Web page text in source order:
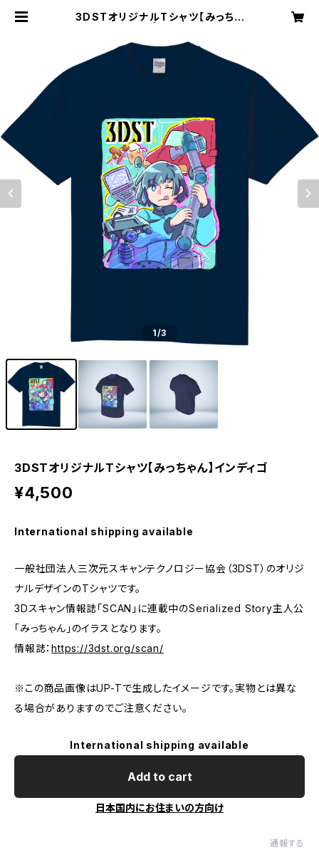
3DSTオリジナルTシャツ【みっちゃ
1/3
3DSTオリジナルTシャツ【みっちゃん】インディゴ
¥4,500
International shipping available
一般社団法人三次元スキャンテクノロジー協会（3DST）のオリジ
ナルデザインのTシャツです。
3Dスキャン情報誌「SCAN」に連載中のSerialized Story主人公
「みっちゃん」のイラスとなります。
情報誌：https://3dst.org/scan/
※この商品画像はUP-Tで生成したイメージです。実物とは異な
る場合がありますのでご注意ください。
International shipping available
Add to cart
日本国内にお住まいの方向け
通報する